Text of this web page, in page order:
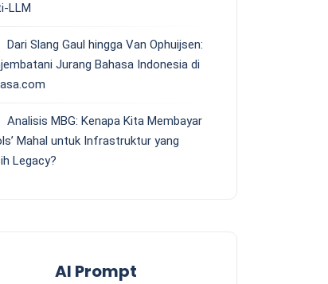
LLM
Dari Slang Gaul hingga Van Ophuijsen:
Jurang Bahasa Indonesia di
Analisis MBG: Kenapa Kita Membayar
Mahal untuk Infrastruktur yang
Legacy?
AI Prompt